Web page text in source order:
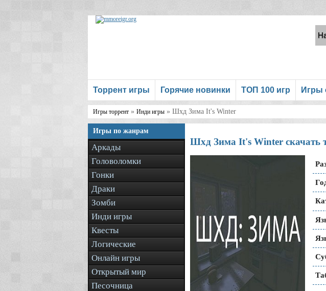
Торрент игры Горячие новинки ТОП 100 игр Игры
Игры торрент » Инди игры » Шхд Зима It's Winter
Игры по жанрам
Аркады
Головоломки
Гонки
Драки
Зомби
Инди игры
Квесты
Логические
Онлайн игры
Открытый мир
Песочница
Шхд Зима It's Winter скачать